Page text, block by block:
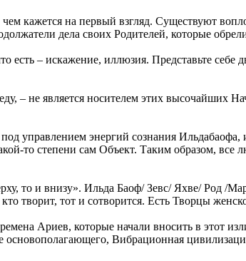
чем кажется на первый взгляд. Существуют
дела своих Родителей, которые
есть – искажение, иллюзия. Представьте
– не является носителем этих
управлением энергий сознания
то степени сам Объект. Таким образом, все
то и внизу». Ильда Баоф/ Зевс/ Яхве/ Род /
творит, тот и сотворится. Есть Творцы
Ариев, которые начали вносить в этот
основополагающего, Вибрационная